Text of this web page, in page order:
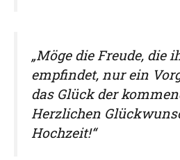
„Möge die Freude, die
empfindet, nur ein
das Glück der
Herzlichen
Hochzeit!“